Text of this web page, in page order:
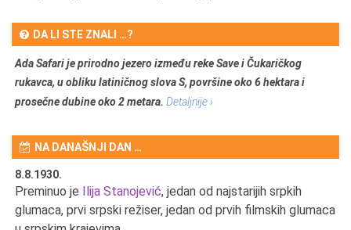
DA LI STE ZNALI …?
Ada Safari je prirodno jezero između reke Save i Čukaričkog
rukavca, u obliku latiničnog slova S, površine oko 6 hektara i
prosečne dubine oko 2 metara. Detaljnije ›
NA DANAŠNJI DAN …
8.8.1930.
Preminuo je Ilija Stanojević, jedan od najstarijih srpkih
glumaca, prvi srpski režiser, jedan od prvih filmskih glumaca